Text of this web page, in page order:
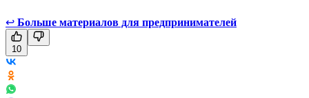
↩ Больше материалов для предпринимателей
10